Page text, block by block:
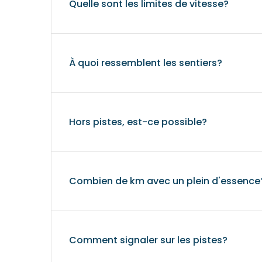
Quelle sont les limites de vitesse?
À quoi ressemblent les sentiers?
Hors pistes, est-ce possible?
Combien de km avec un plein
Comment signaler sur les pistes?